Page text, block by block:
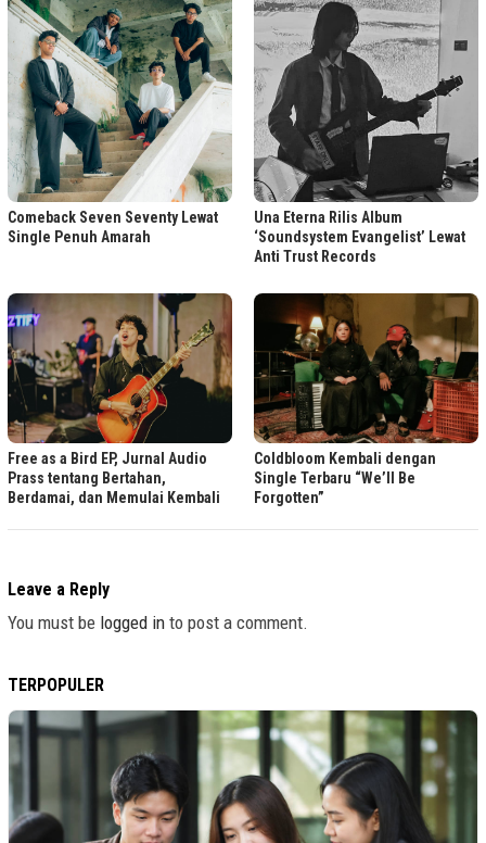
Comeback Seven Seventy Lewat
Single Penuh Amarah
Una Eterna Rilis Album
‘Soundsystem Evangelist’ Lewat
Anti Trust Records
Free as a Bird EP, Jurnal Audio
Prass tentang Bertahan,
Berdamai, dan Memulai Kembali
Coldbloom Kembali dengan
Single Terbaru “We’ll Be
Forgotten”
Leave a Reply
You must be logged in to post a comment.
TERPOPULER